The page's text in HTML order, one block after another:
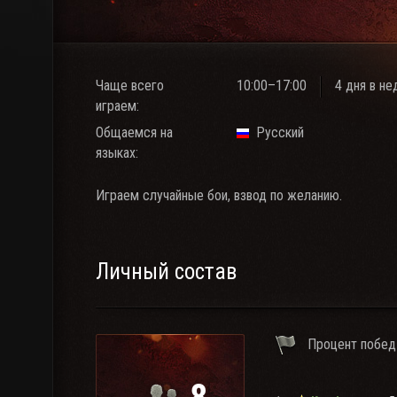
Чаще всего
играем:
10:00–17:00 4 дня в
Общаемся на
языках:
Русский
Играем случайные бои, взвод по желанию.
Личный состав
Процент побед